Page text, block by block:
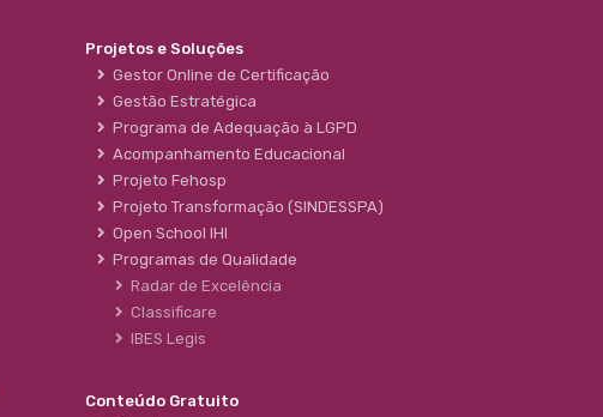
Projetos e Soluções
Gestor Online de Certificação
Gestão Estratégica
Programa de Adequação à LGPD
Acompanhamento Educacional
Projeto Fehosp
Projeto Transformação (SINDESSPA)
Open School IHI
Programas de Qualidade
Radar de Excelência
Classificare
IBES Legis
Conteúdo Gratuito